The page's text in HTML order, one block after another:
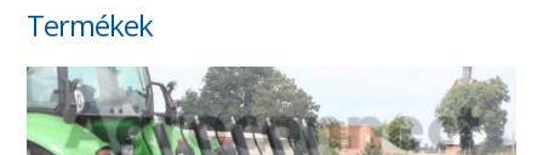
Termékek